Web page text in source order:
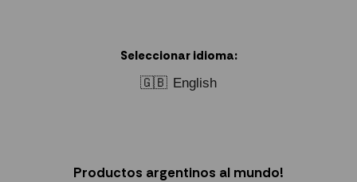
Seleccionar idioma:
🇬🇧 English
Productos argentinos al mundo!